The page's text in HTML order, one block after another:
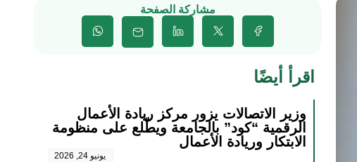
مشاركة الصفحة
اقرأ أيضًا
وزير الاتصالات يزور مركز ريادة الأعمال
الرقمية “كود” بالجامعة ويطّلع على منظومة
الابتكار وريادة الأعمال
يونيو 24, 2026